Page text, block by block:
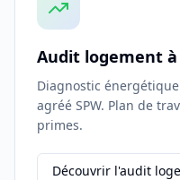
Audit logement à
Diagnostic
agréé SPW. Plan de
primes.
Découvrir l'audit